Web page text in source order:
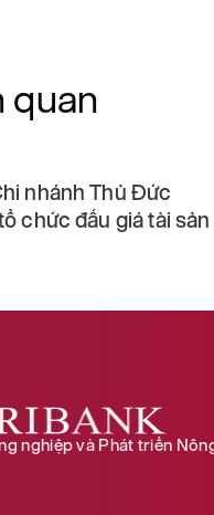
quan
nhánh Thủ Đức
chức đấu giá tài sản
nghiệp và Phát triển